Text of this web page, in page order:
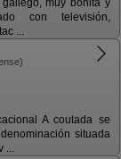
con televisión,
...
A coutada se
situada
...